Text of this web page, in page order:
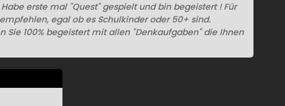
erste mal "Quest" gespielt und bin begeistert ! Für
egal ob es Schulkinder oder 50+ sind.
Sie 100% begeistert mit allen "Denkaufgaben" die Ihnen